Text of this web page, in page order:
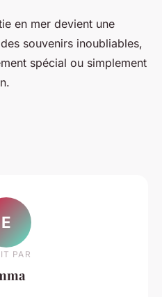
en mer devient une
souvenirs inoubliables,
spécial ou simplement
E
PAR